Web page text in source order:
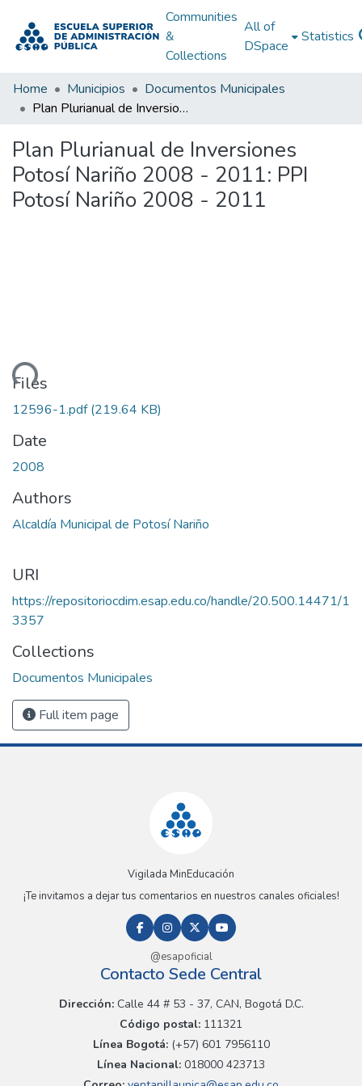
Communities
&
Collections
All of
DSpace
Statistics
Home Municipios
Documentos Municipales
Plan Plurianual de Inversiones Potosí Nariño 2008 - 2011: PPI Potosí Nariño 2008 - 2011
Plan Plurianual de Inversiones
Potosí Nariño 2008 - 2011: PPI
Potosí Nariño 2008 - 2011
Files
12596-1.pdf(219.64 KB)
Date
2008
Authors
Alcaldía Municipal de Potosí Nariño
URI
https://repositoriocdim.esap.edu.co/handle/20.500.14471/1
3357
Collections
Documentos Municipales
Full item page
Vigilada MinEducación
¡Te invitamos a dejar tus comentarios en nuestros canales oficiales!
@esapoficial
Contacto Sede Central
Dirección:Calle 44 # 53 - 37, CAN, Bogotá D.C.
Código postal: 111321
Línea Bogotá:(+57) 601 7956110
Línea Nacional: 018000 423713